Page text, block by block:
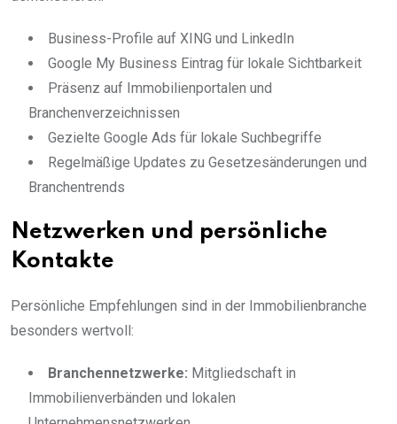
Business-Profile auf XING und LinkedIn
Google My Business Eintrag für lokale Sichtbarkeit
Präsenz auf Immobilienportalen und
Branchenverzeichnissen
Gezielte Google Ads für lokale Suchbegriffe
Regelmäßige Updates zu Gesetzesänderungen und
Branchentrends
Netzwerken und persönliche
Kontakte
Persönliche Empfehlungen sind in der Immobilienbranche
besonders wertvoll:
Branchennetzwerke: Mitgliedschaft in
Immobilienverbänden und lokalen